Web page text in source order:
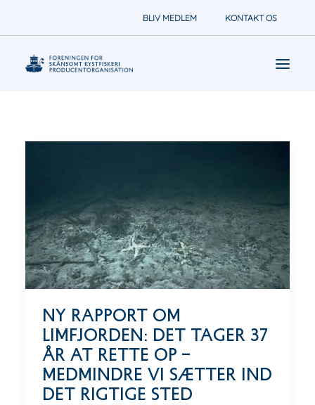
BLIV MEDLEM KONTAKT OS
Ny rapport om
Limfjorden: Det tager 37
år at rette op –
medmindre vi sætter ind
det rigtige sted